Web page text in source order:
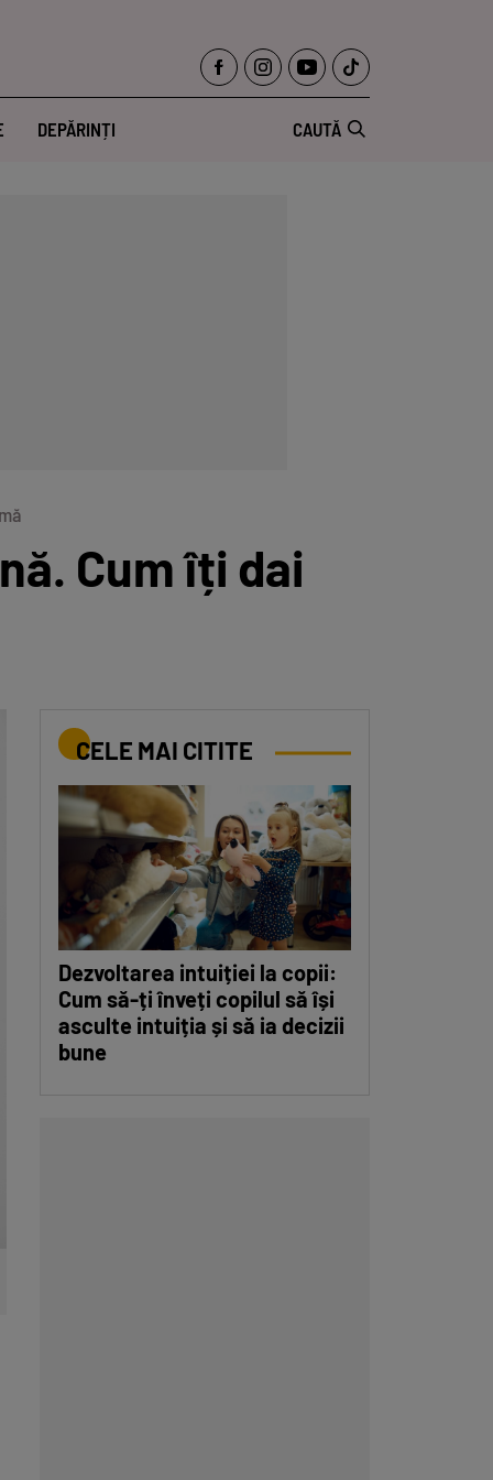
DEPĂRINȚI CAUTĂ
Cum îți dai
CELE MAI CITITE
Dezvoltarea intuiției la copii:
Cum să-ți înveți copilul să își
asculte intuiția și să ia decizii
bune